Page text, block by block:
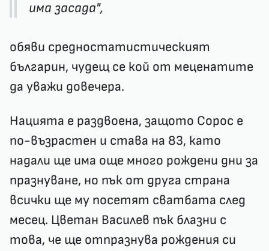
има засада",
обяви средностатистическият
българин, чудещ се кой от меценатите
да уважи довечера.
Нацията е раздвоена, защото Сорос е
по-възрастен и става на 83, като
надали ще има още много рождени дни за
празнуване, но пък от друга страна
всички ще му посетят сватбата след
месец. Цветан Василев пък блазни с
това, че ще отпразнува рождения си